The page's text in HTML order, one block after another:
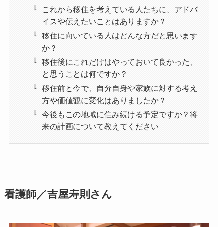
これから移住を考えている人たちに、アドバ
イスや伝えたいことはありますか？
移住に向いている人はどんな方だと思います
か？
移住後にこれだけはやっておいて良かった、
と思うことは何ですか？
移住前と今で、自分自身や家族に対する考え
方や価値観に変化はありましたか？
今後もこの地域に住み続ける予定ですか？将
来の計画について教えてください
看護師／吉屋寿則さん